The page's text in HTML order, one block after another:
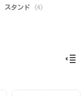
スタンド (4)